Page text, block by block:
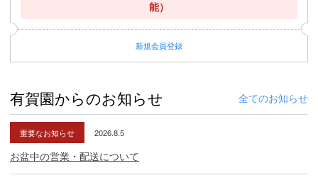
能）
新規会員登録
有賀園からのお知らせ 全てのお知らせ
重要なお知らせ 2026.8.5
お盆中の営業・配送について